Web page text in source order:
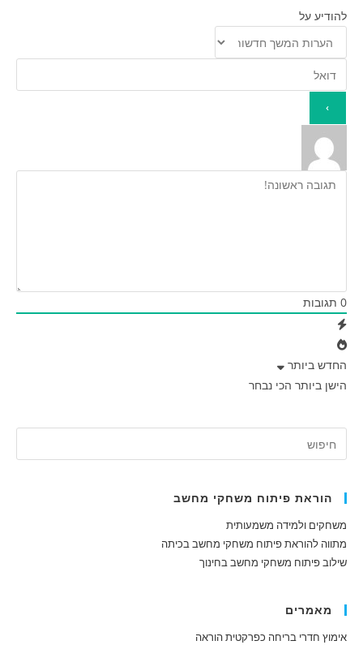
להודיע על
0 תגובות
החדש ביותר
הישן ביותר הכי נבחר
הוראת פיתוח משחקי מחשב
משחקים ולמידה משמעותית
מתווה להוראת פיתוח משחקי מחשב בכיתה
שילוב פיתוח משחקי מחשב בחינוך
מאמרים
אימוץ חדרי בריחה כפרקטית הוראה